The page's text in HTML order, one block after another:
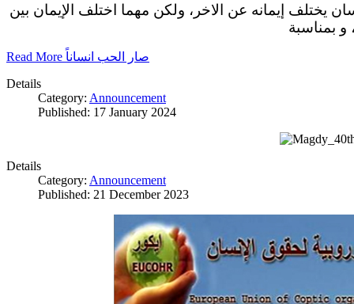
يختلف إيمانه عن الاخر، ولكن مهما اختلف الإيمان بين
و بمناسبة
Read More صار الحب انساناً
Details
Category: Announcement
Published: 17 January 2024
Details
Category: Announcement
Published: 21 December 2023